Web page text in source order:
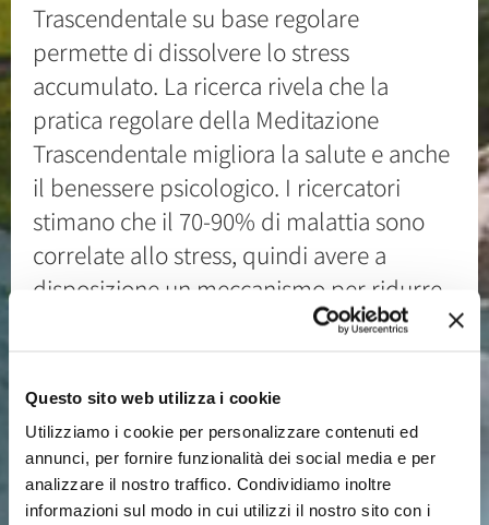
Questo sito web utilizza i cookie
Utilizziamo i cookie per personalizzare contenuti ed
annunci, per fornire funzionalità dei social media e per
analizzare il nostro traffico. Condividiamo inoltre
informazioni sul modo in cui utilizzi il nostro sito con i
Trascendentale su base regolare
permette di dissolvere lo stress
accumulato. La ricerca rivela che la
pratica regolare della Meditazione
Trascendentale migliora la salute e anche
il benessere psicologico. I ricercatori
stimano che il 70-90% di malattia sono
correlate allo stress, quindi avere a
disposizione un meccanismo per ridurre
lo stress migliora la salute in generale e
Ricerca scientifica